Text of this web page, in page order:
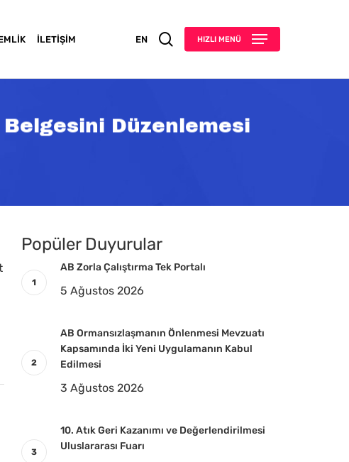
İLETIŞIM EN searchHIZLI MENÜ
Belgesini Düzenlemesi
Popüler Duyurular
AB Zorla Çalıştırma Tek Portalı
5 Ağustos 2026
AB Ormansızlaşmanın Önlenmesi Mevzuatı
Kapsamında İki Yeni Uygulamanın Kabul
Edilmesi
3 Ağustos 2026
10. Atık Geri Kazanımı ve Değerlendirilmesi
Uluslararası Fuarı